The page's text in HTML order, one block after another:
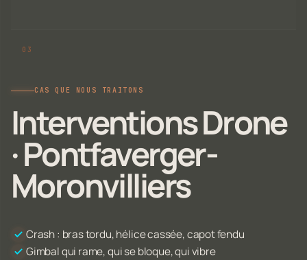
CAS QUE NOUS TRAITONS
Interventions Drone
· Pontfaverger-
Moronvilliers
Crash : bras tordu, hélice cassée, capot fendu
Gimbal qui rame, qui se bloque, qui vibre